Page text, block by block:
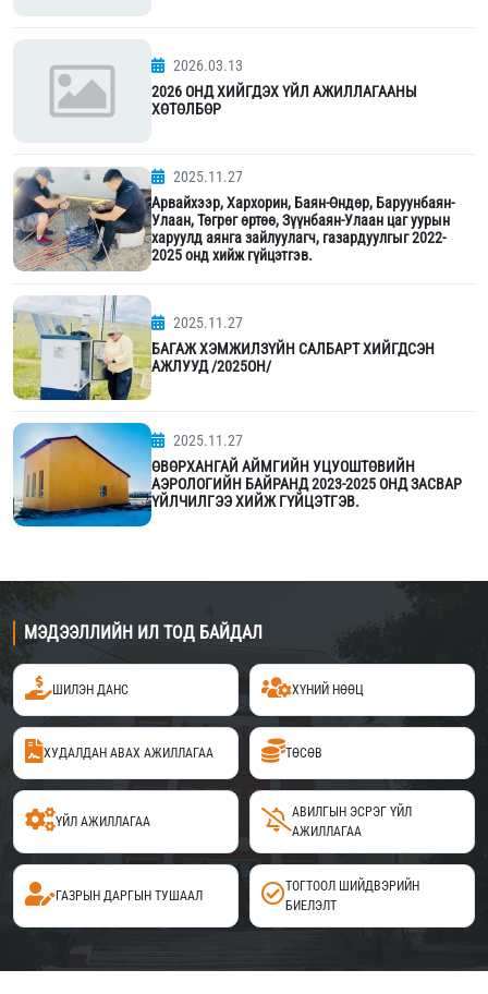
2026.03.13
2026 ОНД ХИЙГДЭХ ҮЙЛ АЖИЛЛАГААНЫ
ХӨТӨЛБӨР
2025.11.27
Арвайхээр, Хархорин, Баян-Өндөр, Баруунбаян-
Улаан, Төгрөг өртөө, Зүүнбаян-Улаан цаг уурын
харуулд аянга зайлуулагч, газардуулгыг 2022-
2025 онд хийж гүйцэтгэв.
2025.11.27
БАГАЖ ХЭМЖИЛЗҮЙН САЛБАРТ ХИЙГДСЭН
АЖЛУУД /2025ОН/
2025.11.27
ӨВӨРХАНГАЙ АЙМГИЙН УЦУОШТӨВИЙН
АЭРОЛОГИЙН БАЙРАНД 2023-2025 ОНД ЗАСВАР
ҮЙЛЧИЛГЭЭ ХИЙЖ ГҮЙЦЭТГЭВ.
МЭДЭЭЛЛИЙН ИЛ ТОД БАЙДАЛ
ШИЛЭН ДАНС ХҮНИЙ НӨӨЦ
ХУДАЛДАН АВАХ АЖИЛЛАГАА ТӨСӨВ
ҮЙЛ АЖИЛЛАГАА
АВИЛГЫН ЭСРЭГ ҮЙЛ
АЖИЛЛАГАА
ГАЗРЫН ДАРГЫН ТУШААЛ
ТОГТООЛ ШИЙДВЭРИЙН
БИЕЛЭЛТ